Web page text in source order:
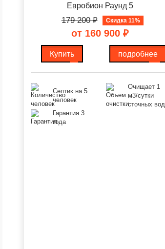
Евробион Раунд 5
179 200₽ Скидка 11%
от 160 900₽
Купить подробнее
Септик на 5
человек
Очищает 1
м3/сутки
сточных вод
Гарантия 3
года